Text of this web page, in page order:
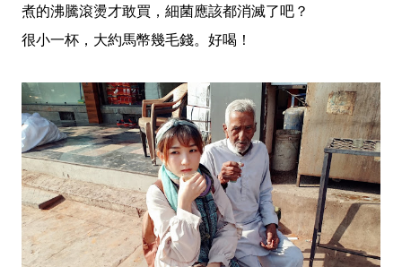
煮的沸騰滾燙才敢買，細菌應該都消滅了吧？
很小一杯，大約馬幣幾毛錢。好喝！